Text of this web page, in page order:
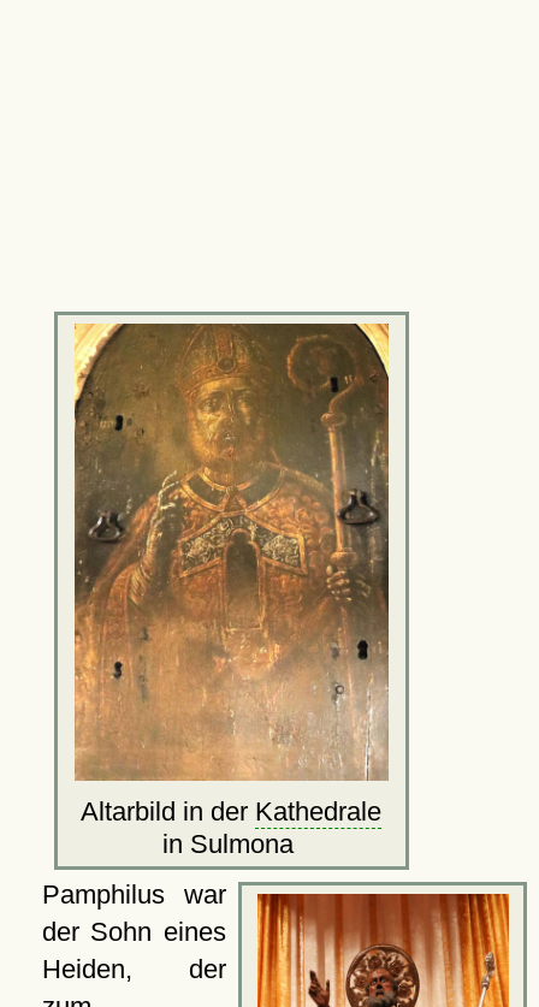
Altarbild in der Kathedrale
in Sulmona
Pamphilus war
der Sohn eines
Heiden, der